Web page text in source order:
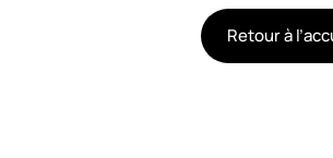
Retour à